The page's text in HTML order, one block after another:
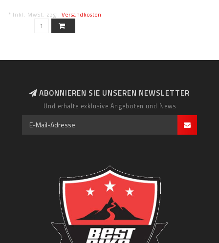
* Inkl. MwSt. zzgl. Versandkosten
ABONNIEREN SIE UNSEREN NEWSLETTER
Und erhalte exklusive Angeboten und News